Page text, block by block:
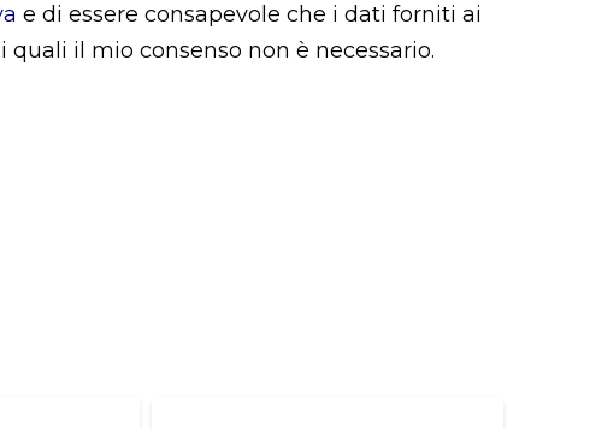
e di essere consapevole che i dati forniti ai
il mio consenso non è necessario.